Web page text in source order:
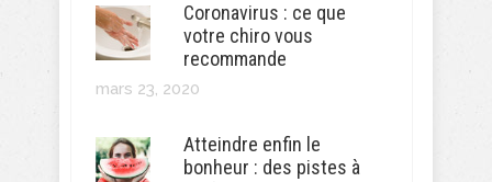
Coronavirus : ce que
votre chiro vous
recommande
mars 23, 2020
Atteindre enfin le
bonheur : des pistes à